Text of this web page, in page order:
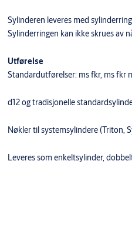
Sylinderen leveres med
Sylinderringen kan ikke skrues av
Utførelse
Standardutførelser: ms fkr, ms fkr
d12 og tradisjonelle
Nøkler til systemsylindere (Triton,
Leveres som enkeltsylinder,